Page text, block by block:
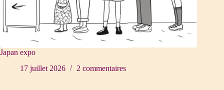
Japan expo
17 juillet 2026
2 commentaires